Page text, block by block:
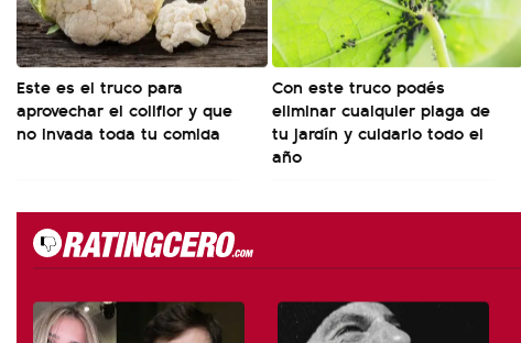
Este es el truco para
aprovechar el coliflor y que
no invada toda tu comida
Con este truco podés
eliminar cualquier plaga de
tu jardín y cuidarlo todo el
año